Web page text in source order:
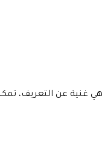
غنية عن